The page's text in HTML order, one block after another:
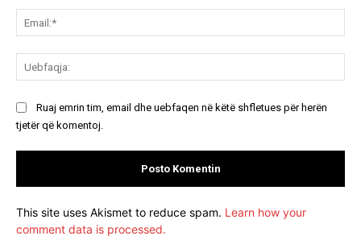
Ruaj emrin tim, email dhe uebfaqen në këtë shfletues për herën
tjetër që komentoj.
This site uses Akismet to reduce spam. Learn how your
comment data is processed.